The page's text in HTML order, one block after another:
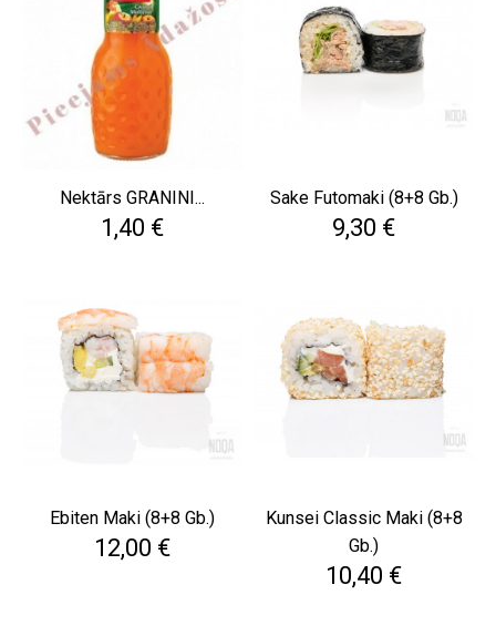
Nektārs GRANINI...
Cena
1,40 €
Sake Futomaki (8+8 Gb.)
Cena
9,30 €
Ebiten Maki (8+8 Gb.)
Cena
12,00 €
Kunsei Classic Maki (8+8
Gb.)
Cena
10,40 €